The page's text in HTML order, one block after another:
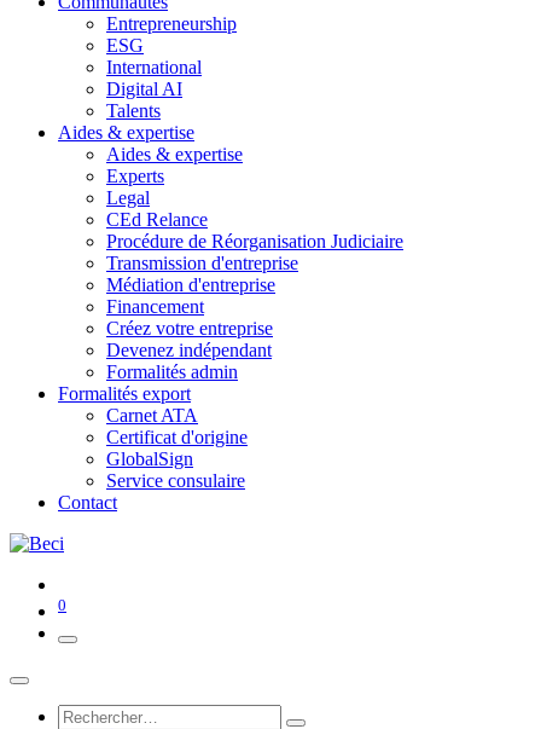
Entrepreneurship
ESG
International
Digital AI
Talents
Aides & expertise
Aides & expertise
Experts
Legal
CEd Relance
Procédure de Réorganisation Judiciaire
Transmission d'entreprise
Médiation d'entreprise
Financement
Créez votre entreprise
Devenez indépendant
Formalités admin
Formalités export
Carnet ATA
Certificat d'origine
GlobalSign
Service consulaire
Contact
0